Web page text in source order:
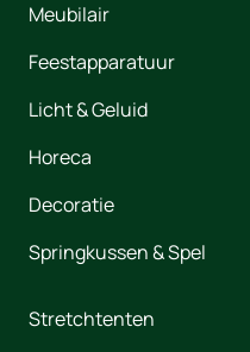
Meubilair
Feestapparatuur
Licht & Geluid
Horeca
Decoratie
Springkussen & Spel
Stretchtenten